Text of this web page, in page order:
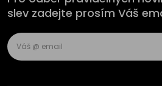
slev zadejte prosím Váš